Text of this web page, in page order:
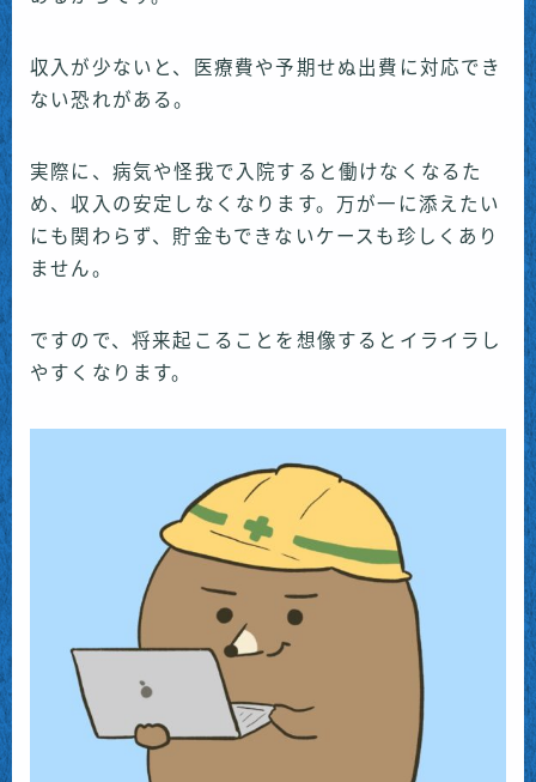
収入が少ないと、医療費や予期せぬ出費に対応でき
ない恐れがある。
実際に、病気や怪我で入院すると働けなくなるた
め、収入の安定しなくなります。万が一に添えたい
にも関わらず、貯金もできないケースも珍しくあり
ません。
ですので、将来起こることを想像するとイライラし
やすくなります。